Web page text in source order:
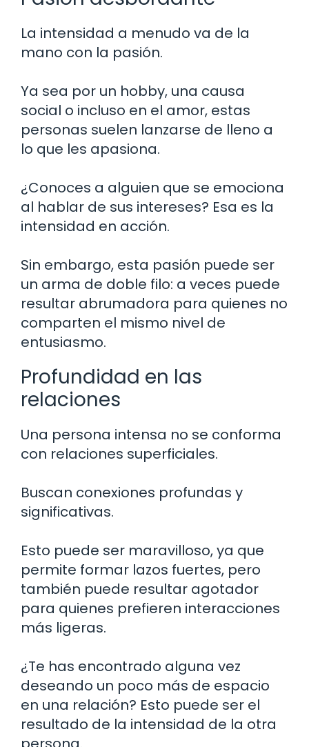
La intensidad a menudo va de la
mano con la pasión.
Ya sea por un hobby, una causa
social o incluso en el amor, estas
personas suelen lanzarse de lleno a
lo que les apasiona.
¿Conoces a alguien que se emociona
al hablar de sus intereses? Esa es la
intensidad en acción.
Sin embargo, esta pasión puede ser
un arma de doble filo: a veces puede
resultar abrumadora para quienes no
comparten el mismo nivel de
entusiasmo.
Profundidad en las
relaciones
Una persona intensa no se conforma
con relaciones superficiales.
Buscan conexiones profundas y
significativas.
Esto puede ser maravilloso, ya que
permite formar lazos fuertes, pero
también puede resultar agotador
para quienes prefieren interacciones
más ligeras.
¿Te has encontrado alguna vez
deseando un poco más de espacio
en una relación? Esto puede ser el
resultado de la intensidad de la otra